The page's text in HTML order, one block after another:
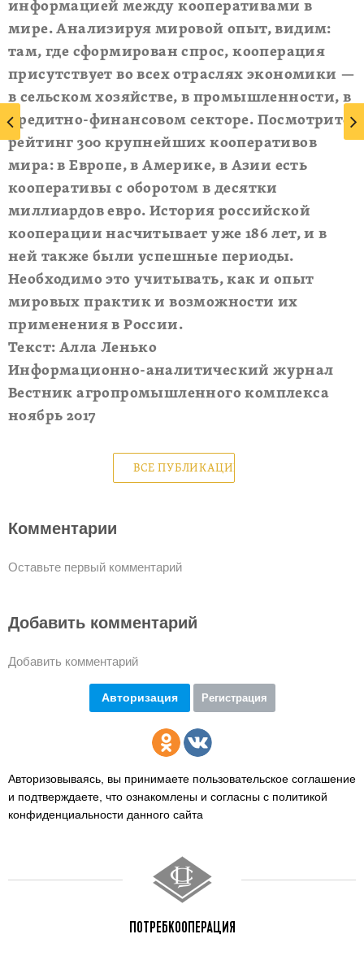
информацией между кооперативами в
мире. Анализируя мировой опыт, видим:
там, где сформирован спрос, кооперация
присутствует во всех отраслях экономики —
в сельском хозяйстве, в промышленности, в
кредитно-финансовом секторе. Посмотрите
рейтинг 300 крупнейших кооперативов
мира: в Европе, в Америке, в Азии есть
кооперативы с оборотом в десятки
миллиардов евро. История российской
кооперации насчитывает уже 186 лет, и в
ней также были успешные периоды.
Необходимо это учитывать, как и опыт
мировых практик и возможности их
применения в России.
Текст: Алла Ленько
Информационно-аналитический журнал
Вестник агропромышленного комплекса
ноябрь 2017
ВСЕ ПУБЛИКАЦИИ
Комментарии
Оставьте первый комментарий
Добавить комментарий
Добавить комментарий
Авторизация Регистрация
Авторизовываясь, вы принимаете пользовательское соглашение
и подтверждаете, что ознакомлены и согласны с политикой
конфиденциальности данного сайта
ПОТРЕБКООПЕРАЦИЯ